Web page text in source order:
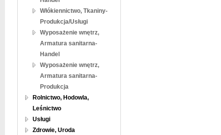
Włókiennictwo, Tkaniny-
Produkcja/Usługi
Wyposażenie wnętrz,
Armatura sanitarna-
Handel
Wyposażenie wnętrz,
Armatura sanitarna-
Produkcja
Rolnictwo, Hodowla,
Leśnictwo
Usługi
Zdrowie, Uroda